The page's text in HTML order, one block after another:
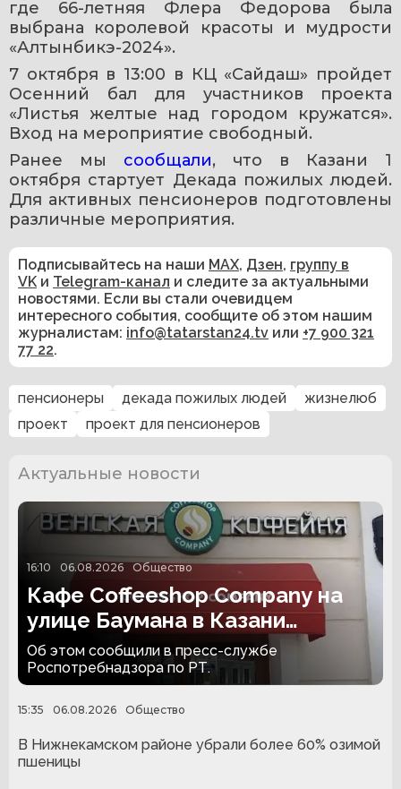
где 66-летняя Флера Федорова была
выбрана королевой красоты и мудрости
«Алтынбикэ-2024».
7 октября в 13:00 в КЦ «Сайдаш» пройдет
Осенний бал для участников проекта
«Листья желтые над городом кружатся».
Вход на мероприятие свободный.
Ранее мы сообщали, что в Казани 1
октября стартует Декада пожилых людей.
Для активных пенсионеров подготовлены
различные мероприятия.
Подписывайтесь на наши MAX, Дзен, группу в
VK и Telegram-канал и следите за актуальными
новостями. Если вы стали очевидцем
интересного события, сообщите об этом нашим
журналистам: info@tatarstan24.tv или +7 900 321
77 22.
пенсионеры декада пожилых людей
жизнелюб
проект
проект для пенсионеров
Актуальные новости
16:10 06.08.2026 Общество
Кафе Coffeeshop Company на
улице Баумана в Казани
закрыли на 30 суток
Об этом сообщили в пресс-службе
Роспотребнадзора по РТ.
15:35 06.08.2026 Общество
В Нижнекамском районе убрали более 60% озимой
пшеницы